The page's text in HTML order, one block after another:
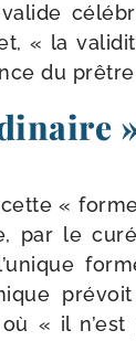
« la
du
«
par le
« il n’est